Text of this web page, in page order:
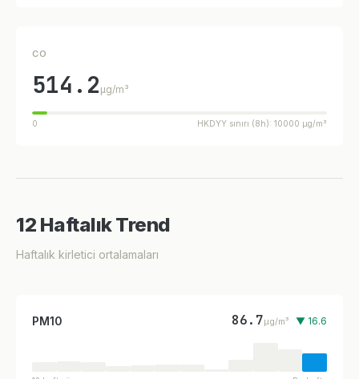
CO
514.2 µg/m³
0 HKDYY sınırı (8h): 10000 µg/m³
12 Haftalık Trend
Haftalık kirletici ortalamaları
PM10 86.7µg/m³ ▼ 16.6